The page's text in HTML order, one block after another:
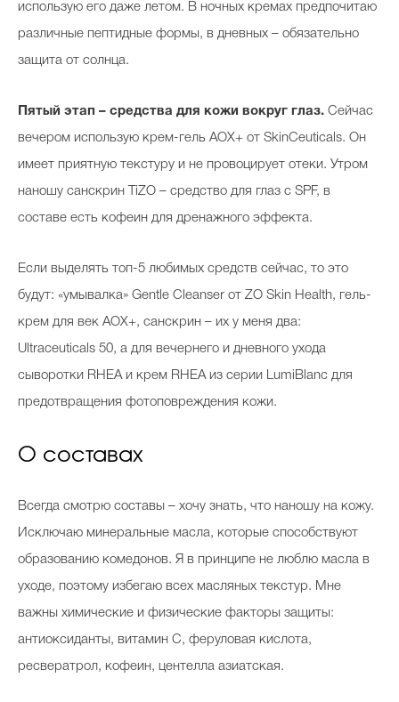
использую его даже летом. В ночных кремах предпочитаю
различные пептидные формы, в дневных – обязательно
защита от солнца.
Пятый этап – средства для кожи вокруг глаз. Сейчас
вечером использую крем-гель AOX+ от SkinCeuticals. Он
имеет приятную текстуру и не провоцирует отеки. Утром
наношу санскрин TiZO – средство для глаз с SPF, в
составе есть кофеин для дренажного эффекта.
Если выделять топ-5 любимых средств сейчас, то это
будут: «умывалка» Gentle Cleanser от ZO Skin Health, гель-
крем для век AOX+, санскрин – их у меня два:
Ultraceuticals 50, а для вечернего и дневного ухода
сыворотки RHEA и крем RHEA из серии LumiBlanc для
предотвращения фотоповреждения кожи.
О составах
Всегда смотрю составы – хочу знать, что наношу на кожу.
Исключаю минеральные масла, которые способствуют
образованию комедонов. Я в принципе не люблю масла в
уходе, поэтому избегаю всех масляных текстур. Мне
важны химические и физические факторы защиты:
антиоксиданты, витамин C, феруловая кислота,
ресвератрол, кофеин, центелла азиатская.